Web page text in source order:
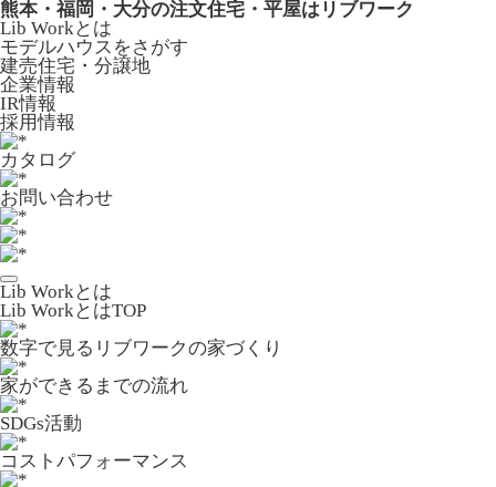
熊本・福岡・大分の注文住宅・平屋はリブワーク
Lib Workとは
モデルハウスをさがす
建売住宅・分譲地
企業情報
IR情報
採用情報
カタログ
お問い合わせ
Lib Workとは
Lib WorkとはTOP
数字で⾒るリブワークの家づくり
家ができるまでの流れ
SDGs活動
コストパフォーマンス